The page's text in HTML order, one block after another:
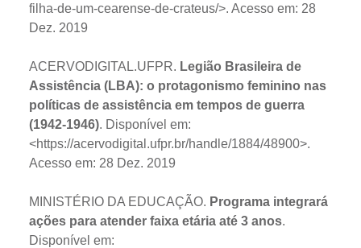
filha-de-um-cearense-de-crateus/>. Acesso em: 28
Dez. 2019
ACERVODIGITAL.UFPR. Legião Brasileira de
Assistência (LBA): o protagonismo feminino nas
políticas de assistência em tempos de guerra
(1942-1946). Disponível em:
<https://acervodigital.ufpr.br/handle/1884/48900>.
Acesso em: 28 Dez. 2019
MINISTÉRIO DA EDUCAÇÃO. Programa integrará
ações para atender faixa etária até 3 anos.
Disponível em: